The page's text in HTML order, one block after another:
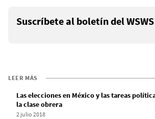
Suscríbete al boletín del WSWS
LEER MÁS
Las elecciones en México y las tareas
la clase obrera
2 julio 2018